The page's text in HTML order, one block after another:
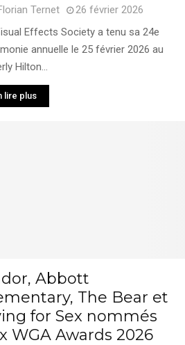
Ternet
26 février 2026
Effects Society a tenu sa 24e
annuelle le 25 février 2026 au
Hilton...
lire plus
Abbott
The Bear et
for Sex nommés
WGA Awards 2026